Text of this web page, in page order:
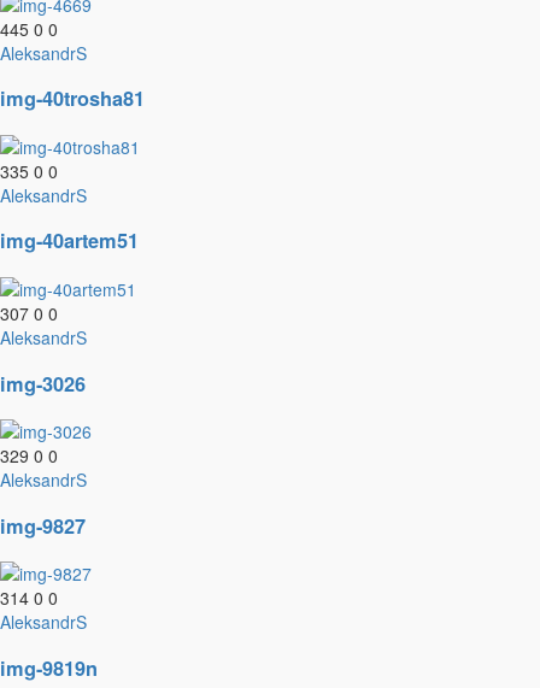
445 0 0
AleksandrS
img-40trosha81
335 0 0
AleksandrS
img-40artem51
307 0 0
AleksandrS
img-3026
329 0 0
AleksandrS
img-9827
314 0 0
AleksandrS
img-9819n